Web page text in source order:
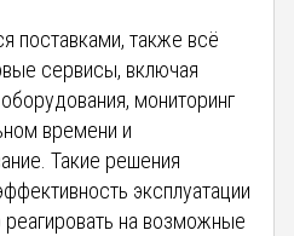
поставками, также всё
сервисы, включая
мониторинг
времени и
Такие решения
эксплуатации
на возможные